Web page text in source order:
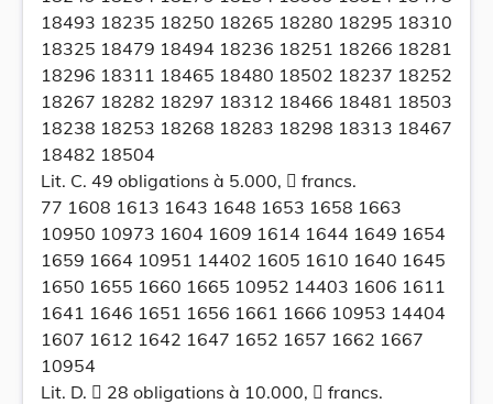
18493 18235 18250 18265 18280 18295 18310
18325 18479 18494 18236 18251 18266 18281
18296 18311 18465 18480 18502 18237 18252
18267 18282 18297 18312 18466 18481 18503
18238 18253 18268 18283 18298 18313 18467
18482 18504
Lit. C. 49 obligations à 5.000,  francs.
77 1608 1613 1643 1648 1653 1658 1663
10950 10973 1604 1609 1614 1644 1649 1654
1659 1664 10951 14402 1605 1610 1640 1645
1650 1655 1660 1665 10952 14403 1606 1611
1641 1646 1651 1656 1661 1666 10953 14404
1607 1612 1642 1647 1652 1657 1662 1667
10954
Lit. D.  28 obligations à 10.000,  francs.